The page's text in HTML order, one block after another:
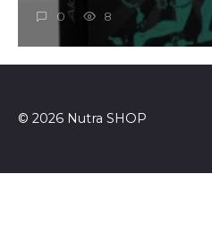
0 8
© 2026 Nutra SHOP